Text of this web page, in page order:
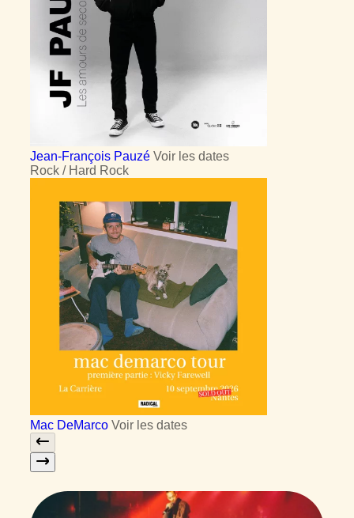
Jean-François Pauzé Voir les dates
Rock / Hard Rock
Mac DeMarco Voir les dates